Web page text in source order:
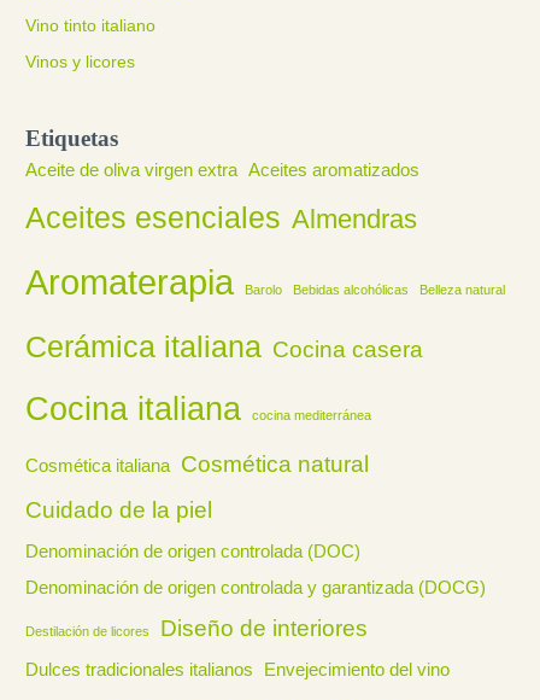
Vino tinto italiano
Vinos y licores
Etiquetas
Aceite de oliva virgen extra Aceites aromatizados
Aceites esenciales Almendras
Aromaterapia Barolo Bebidas alcohólicas Belleza natural
Cerámica italiana Cocina casera
Cocina italiana cocina mediterránea
Cosmética italiana Cosmética natural
Cuidado de la piel
Denominación de origen controlada (DOC)
Denominación de origen controlada y garantizada (DOCG)
Destilación de licores Diseño de interiores
Dulces tradicionales italianos Envejecimiento del vino